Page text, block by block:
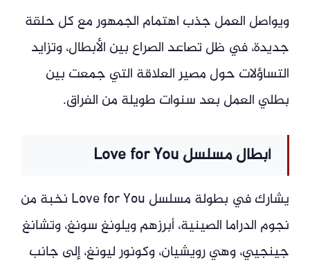
ويواصل العمل جذب اهتمام الجمهور مع كل حلقة
جديدة، في ظل تصاعد الصراع بين الأبطال، وتزايد
التساؤلات حول مصير العلاقة التي جمعت بين
بطلي العمل بعد سنوات طويلة من الفراق.
أبطال مسلسل Love for You
يشارك في بطولة مسلسل Love for You نخبة من
نجوم الدراما الصينية، أبرزهم ويلونغ سونغ، وتشانغ
جينجيي، وهي رويشيان، وكونور ليونغ، إلى جانب